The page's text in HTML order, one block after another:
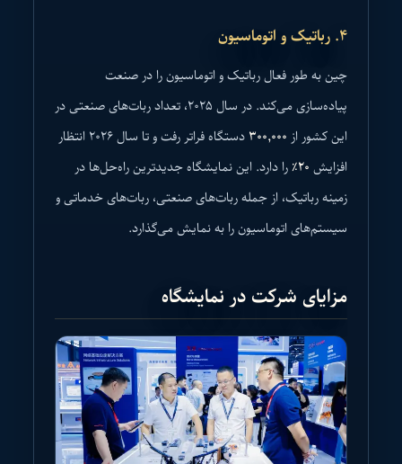
۴. رباتیک و اتوماسیون
چین به طور فعال رباتیک و اتوماسیون را در صنعت
پیاده‌سازی می‌کند. در سال ۲۰۲۵، تعداد ربات‌های صنعتی در
این کشور از ۳۰۰,۰۰۰
دستگاه فراتر رفت و تا سال ۲۰۲۶ انتظار
افزایش۲۰٪ را دارد. این نمایشگاه جدیدترین راه‌حل‌ها در
زمینه رباتیک، از جمله ربات‌های صنعتی، ربات‌های خدماتی و
سیستم‌های اتوماسیون را به نمایش می‌گذارد.
مزایای شرکت در نمایشگاه